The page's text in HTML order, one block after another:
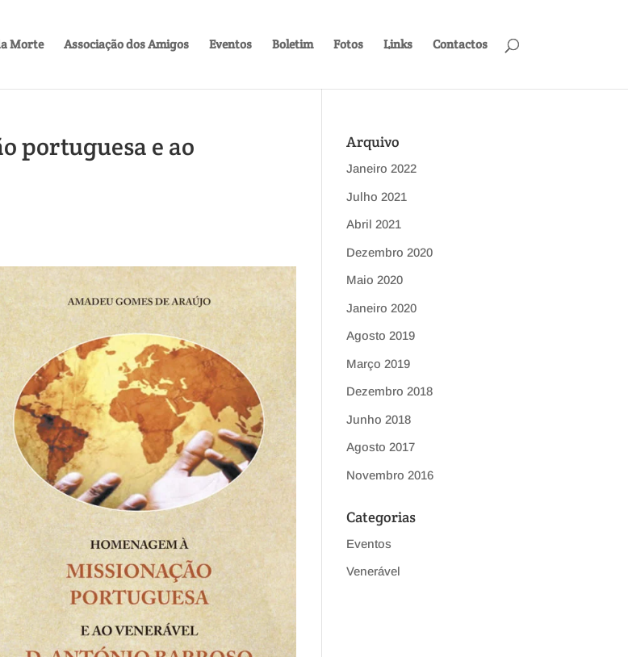
Morte Associação dos Amigos Eventos Boletim Fotos Links Contactos
portuguesa e ao Arquivo
Janeiro 2022
Julho 2021
Abril 2021
Dezembro 2020
Maio 2020
Janeiro 2020
Agosto 2019
Março 2019
Dezembro 2018
Junho 2018
Agosto 2017
Novembro 2016
Categorias
Eventos
Venerável